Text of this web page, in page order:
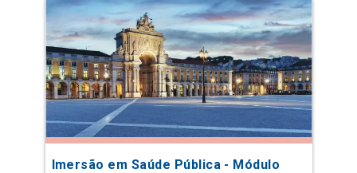
Imersão em Saúde Pública - Módulo